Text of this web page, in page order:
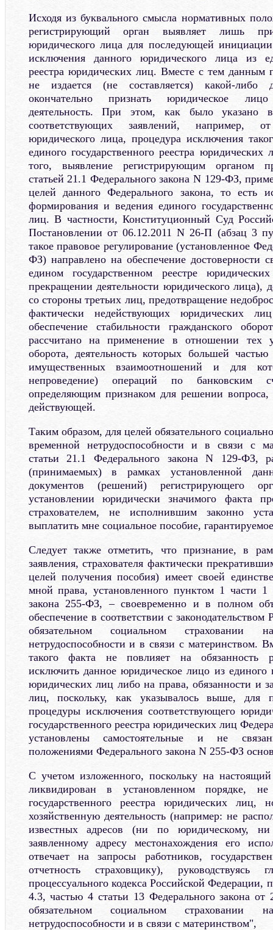
Исходя из буквального смысла нормативных
регистрирующий орган выявляет лишь
юридического лица для последующей
исключения данного юридического лица из
реестра юридических лиц. Вместе с тем данным
не издается (не составляется) какой-либо
окончательно признать юридическое
деятельность. При этом, как было указано
соответствующих заявлений, например,
юридического лица, процедура исключения
единого государственного реестра
того, выявление регистрирующим органом
статьей 21.1 Федерального закона N 129-ФЗ,
целей данного Федерального закона, то есть
формирования и ведения единого
лиц. В частности, Конституционный Суд
Постановлении от 06.12.2011 N 26-П (абзац 3
такое правовое регулирование (установленное
ФЗ) направлено на обеспечение достоверности
едином государственном реестре
прекращении деятельности юридического лица),
со стороны третьих лиц, предотвращение
фактически недействующих
обеспечение стабильности гражданского
рассчитано на применение в отношении тех
оборота, деятельность которых большей
имущественных взаимоотношений и для
непроведение) операций по банковским
определяющим признаком для решении вопроса,
действующей.
Таким образом, для целей обязательного
временной нетрудоспособности и в связи с
статьи 21.1 Федерального закона N 129-ФЗ,
(принимаемых) в рамках установленной
документов (решений) регистрирующего
установлении юридически значимого факта
страхователем, не исполнившим законно
выплатить мне социальное пособие,
Следует также отметить, что признание, в
заявления, страхователя фактически
целей получения пособия) имеет своей
мной права, установленного пунктом 1 части 1
закона 255-ФЗ, – своевременно и в полном
обеспечение в соответствии с
обязательном социальном страховании
нетрудоспособности и в связи с материнством.
такого факта не повлияет на обязанность
исключить данное юридическое лицо из единого
юридических лиц либо на права, обязанности и
лиц, поскольку, как указывалось выше, для
процедуры исключения соответствующего
государственного реестра юридических лиц
установлены самостоятельные и не
положениями Федерального закона N 255-ФЗ
С учетом изложенного, поскольку на
ликвидирован в установленном порядке,
государственного реестра юридических лиц,
хозяйственную деятельность (например: не
известных адресов (ни по юридическому,
заявленному адресу местонахождения его
отвечает на запросы работников,
отчетность страховщику), руководствуясь
процессуального кодекса Российской Федерации,
4.3, частью 4 статьи 13 Федерального закона
обязательном социальном страховании
нетрудоспособности и в связи с материнством",